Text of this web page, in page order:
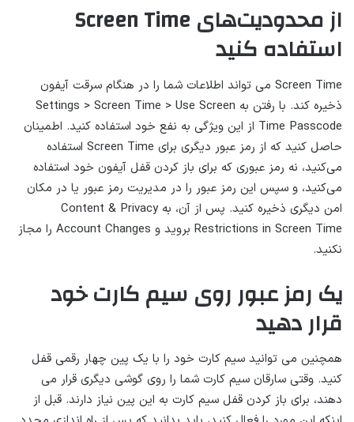
از محدودیت‌های Screen Time
استفاده کنید
Screen Time می تواند اطلاعات شما را در هنگام سرقت آیفون
ذخیره کند. با رفتن به Settings > Screen Time > Use Screen
Time Passcode از این ویژگی به نفع خود استفاده کنید. اطمینان
حاصل کنید که از رمز عبور دیگری برای Screen Time استفاده
می‌کنید، نه رمز عبوری که برای باز کردن قفل آیفون خود استفاده
می‌کنید، و سپس این رمز عبور را در مدیریت رمز عبور یا در مکان
امن دیگری ذخیره کنید. پس از آن، به Content & Privacy
Restrictions in Screen Time بروید و Account Changes را مجاز
نکنید.
یک رمز عبور روی سیم کارت خود
قرار دهید
همچنین می توانید سیم کارت خود را با یک پین چهار رقمی قفل
کنید. وقتی سارقان سیم کارت شما را روی گوشی دیگری قرار می
دهند، برای باز کردن قفل سیم کارت به این پین نیاز دارند. قبل از